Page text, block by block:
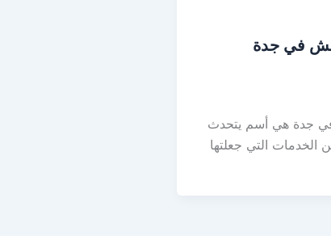
في جدة
جدة هي أسم يتحدث
التي جعلتها